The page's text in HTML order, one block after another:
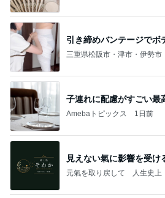
引き締めバンテージでボ
三重県松阪市・津市・伊勢
子連れに配慮がすごい最
Amebaトピックス 1日前
見えない氣に影響を受け
元氣を取り戻して 人生史